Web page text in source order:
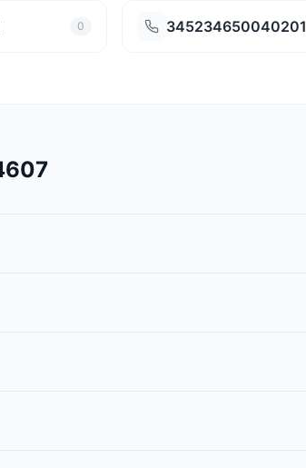
0 345234650040201